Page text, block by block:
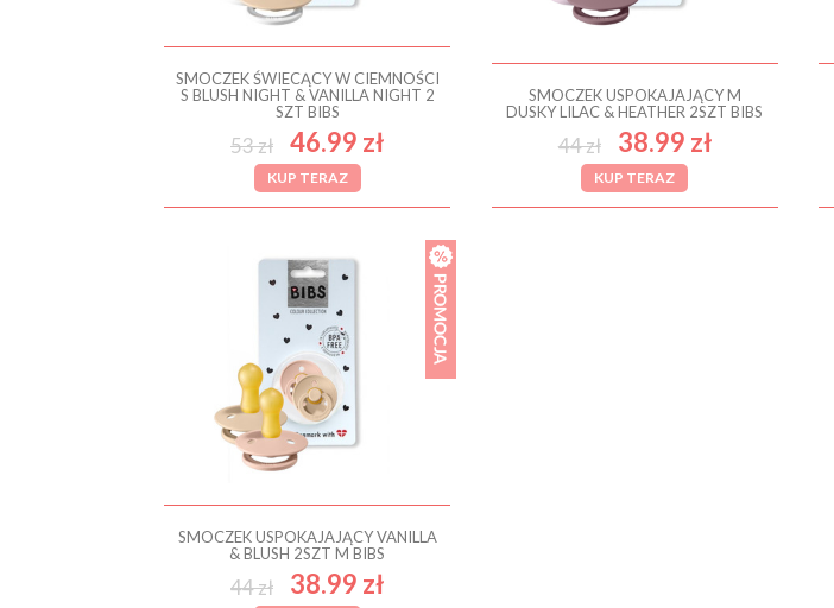
SMOCZEK ŚWIECĄCY W CIEMNOŚCI
S BLUSH NIGHT & VANILLA NIGHT 2
SZT BIBS
53 zł 46.99 zł
KUP TERAZ
SMOCZEK USPOKAJAJĄCY M
DUSKY LILAC & HEATHER 2SZT BIBS
44 zł 38.99 zł
KUP TERAZ
SMOCZEK USPOKAJAJĄCY VANILLA
& BLUSH 2SZT M BIBS
44 zł 38.99 zł